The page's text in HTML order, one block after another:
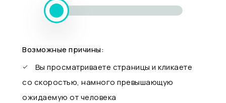
Возможные причины:
Вы просматриваете страницы и кликаете
со скоростью, намного превышающую
ожидаемую от человека